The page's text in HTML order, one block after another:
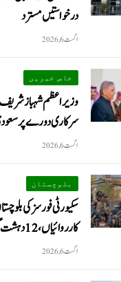
درخواستیں مسترد
اگست 6, 2026
خاص خبریں
وزیراعظم شہبازشریف
سرکاری دورے پر
اگست 6, 2026
بلوچستان
سکیورٹی فورسز کی
کارروائیاں ، 12 دہشت گرد ہلاک
اگست 6, 2026